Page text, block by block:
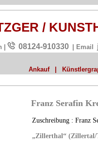
/
| 08124-910330 | Email
Ankauf
Franz Serafin
Zuschreibung : Franz
„Zillerthal“